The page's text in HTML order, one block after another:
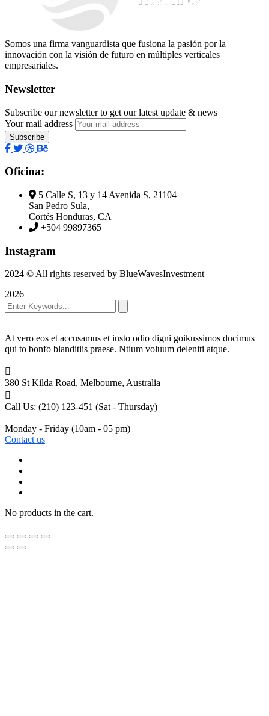
Somos una firma vanguardista que fusiona la pasión por la
innovación con la visión de futuro en múltiples verticales
empresariales.
Newsletter
Subscribe our newsletter to get our latest update & news
Your mail address
Oficina:
5 Calle S, 13 y 14 Avenida S, 21104
San Pedro Sula,
Cortés Honduras, CA
+504 99897365
Instagram
2024 © All rights reserved by BlueWavesInvestment
2026
At vero eos et accusamus et iusto odio digni goikussimos ducimus
qui to bonfo blanditiis praese. Ntium voluum deleniti atque.
380 St Kilda Road, Melbourne, Australia
Call Us: (210) 123-451 (Sat - Thursday)
Monday - Friday (10am - 05 pm)
Contact us
No products in the cart.